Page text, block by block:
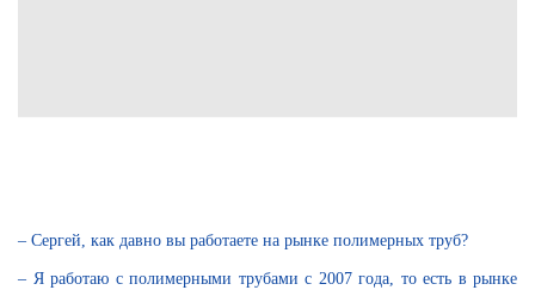
– Сергей, как давно вы работаете на рынке полимерных труб?
– Я работаю с полимерными трубами с 2007 года, то есть в рынке